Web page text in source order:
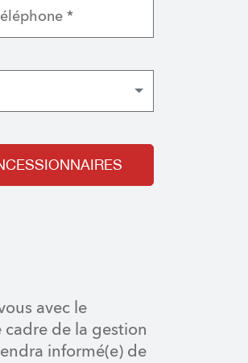
avec le
cadre de la gestion
informé(e) de